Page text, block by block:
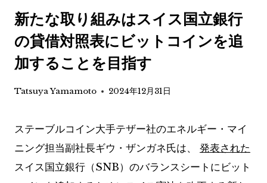
新たな取り組みはスイス国立銀行
の貸借対照表にビットコインを追
加することを目指す
Tatsuya Yamamoto 2024年12月31日
ステーブルコイン大手テザー社のエネルギー・マイ
ニング担当副社長ギウ・ザンガネ氏は、 発表された
スイス国立銀行（SNB）のバランスシートにビット